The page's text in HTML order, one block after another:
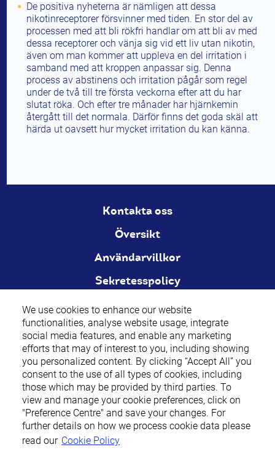
We use cookies to enhance our website
functionalities, analyse website usage, integrate
social media features, and enable any marketing
efforts that may of interest to you, including showing
you personalized content. By clicking “Accept All” you
consent to the use of all types of cookies, including
those which may be provided by third parties. To
view and manage your cookie preferences, click on
"Preference Centre" and save your changes. For
further details on how we process cookie data please
read our Cookie Policy
We use cookies to enhance our website
functionalities, analyse website usage, integrate
social media features, and enable any marketing
efforts that may of interest to you, including showing
you personalized content. By clicking “Accept All” you
consent to the use of all types of cookies, including
those which may be provided by third parties. To
view and manage your cookie preferences, click on
"Preference Centre" and save your changes. For
further details on how we process cookie data please
read our Cookie Policy
De positiva nyheterna är nämligen att dessa
nikotinreceptorer försvinner med tiden. En stor del av
processen med att bli rökfri handlar om att bli av med
dessa receptorer och vänja sig vid ett liv utan nikotin,
även om man kommer att uppleva en del irritation i
samband med att kroppen anpassar sig. Denna
process av abstinens och irritation pågår som regel
under de två till tre första veckorna efter att du har
slutat röka. Och efter tre månader har hjärnkemin
återgått till det normala. Därför finns det goda skäl att
härda ut oavsett hur mycket irritation du kan känna.
Kontakta oss
Översikt
Användarvillkor
Sekretesspolicy
Cookie Policy
Cookie-inställningar
Nicotinell (nikotin) 2 mg och 4 mg tuggummin, 1 mg och 2 mg
sugtabletter, 7 mg/24 timmar, 14 mg/24 timmar och 21 mg/24
timmar depotplåster är receptfria läkemedel som används för
rökavvänjning. Från 18 år. Gravida rökare rekommenderas att sluta